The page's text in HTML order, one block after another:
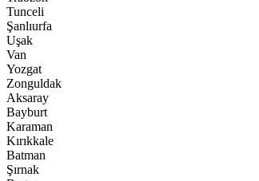
Tunceli
Şanlıurfa
Uşak
Van
Yozgat
Zonguldak
Aksaray
Bayburt
Karaman
Kırıkkale
Batman
Şırnak